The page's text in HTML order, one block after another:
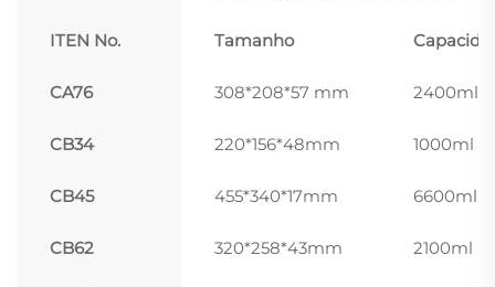
ITEN No. Tamanho
CA76 308*208*57 mm 2400ml
CB34 220*156*48mm 1000ml
CB45 455*340*17mm 6600ml
CB62 320*258*43mm 2100ml